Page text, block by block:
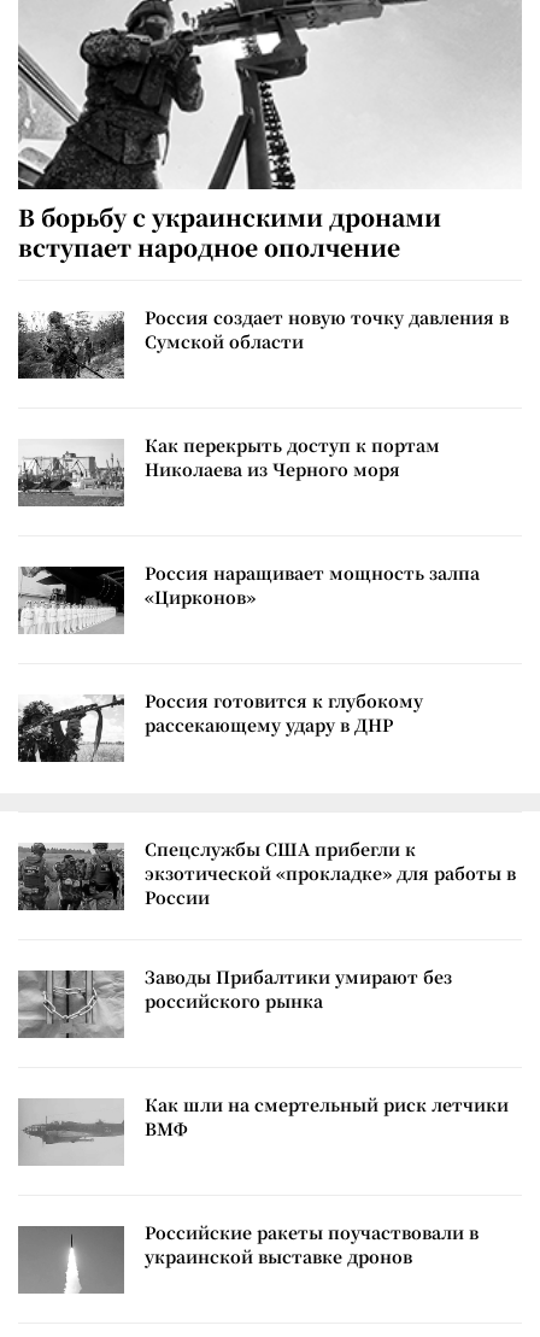
В борьбу с украинскими дронами
вступает народное ополчение
Россия создает новую точку давления в
Сумской области
Как перекрыть доступ к портам
Николаева из Черного моря
Россия наращивает мощность залпа
«Цирконов»
Россия готовится к глубокому
рассекающему удару в ДНР
Спецслужбы США прибегли к
экзотической «прокладке» для работы в
России
Заводы Прибалтики умирают без
российского рынка
Как шли на смертельный риск летчики
ВМФ
Российские ракеты поучаствовали в
украинской выставке дронов